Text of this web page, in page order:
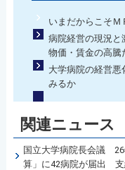
いまだからこそＭ
病院経営の現況
物価・賃金の高騰
大学病院の経営
みるか
関連ニュース
国立大学病院長会議 26
算」に42病院が届出 支